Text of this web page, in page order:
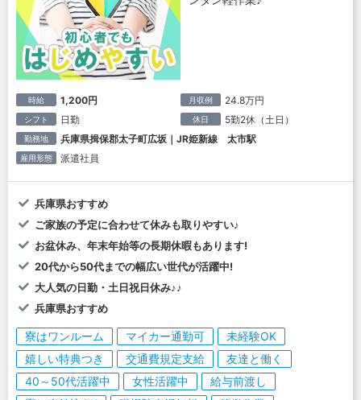
時給 1,200円 月収例 24.8万円
シフト 日勤 休日 5勤2休（土日）
勤務地 兵庫県揖保郡太子町広坂｜JR姫新線 太市駅
雇用形態 派遣社員
兵庫県おすすめ
ご家族の予定に合わせて休みも取りやすい♪
お盆休み、年末年始等の長期休暇もあります!
20代から50代までの幅広い世代が活躍中!
大人気の日勤・土日祝日休み♪♪
兵庫県おすすめ
寮はワンルーム マイカー通勤可
未経験OK
嬉しい特典つき
交通費規定支給
友達と働く
40～50代活躍中
女性活躍中
給与前渡し